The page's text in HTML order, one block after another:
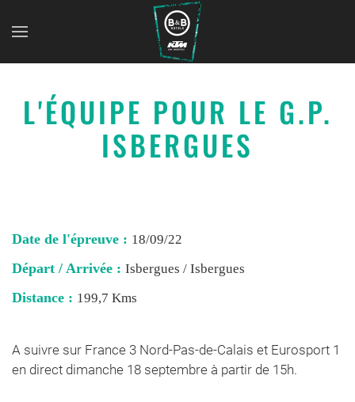
L'ÉQUIPE POUR LE G.P.
ISBERGUES
Date de l'épreuve : 18/09/22
Départ / Arrivée : Isbergues / Isbergues
Distance : 199,7 Kms
A suivre sur France 3 Nord-Pas-de-Calais et Eurosport 1
en direct dimanche 18 septembre à partir de 15h.